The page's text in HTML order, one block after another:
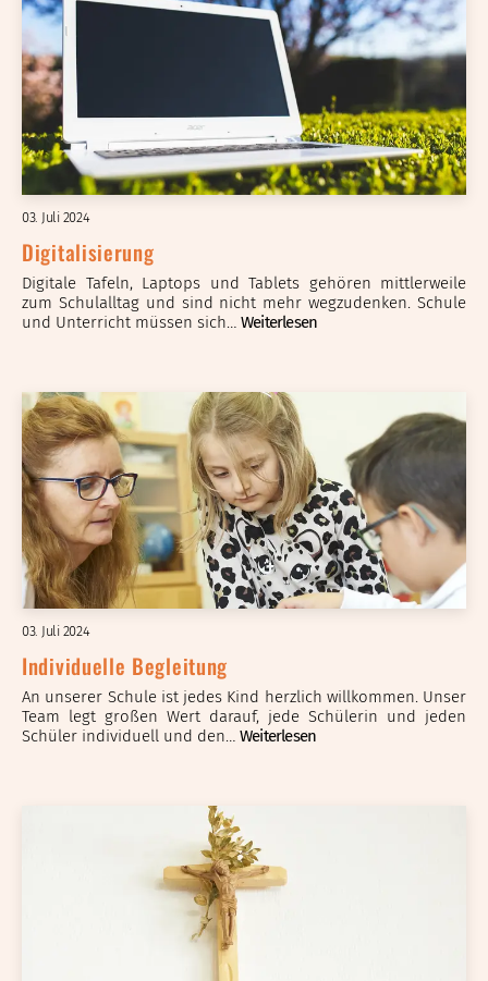
03. Juli 2024
Digitalisierung
Digitale Tafeln, Laptops und Tablets gehören mittlerweile
zum Schulalltag und sind nicht mehr wegzudenken. Schule
und Unterricht müssen sich… Weiterlesen
03. Juli 2024
Individuelle Begleitung
An unserer Schule ist jedes Kind herzlich willkommen. Unser
Team legt großen Wert darauf, jede Schülerin und jeden
Schüler individuell und den… Weiterlesen